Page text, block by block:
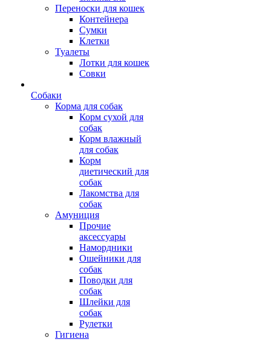
Переноски для кошек
Контейнера
Сумки
Клетки
Туалеты
Лотки для кошек
Совки
Собаки
Корма для собак
Корм сухой для
собак
Корм влажный
для собак
Корм
диетический для
собак
Лакомства для
собак
Амуниция
Прочие
аксессуары
Намордники
Ошейники для
собак
Поводки для
собак
Шлейки для
собак
Рулетки
Гигиена